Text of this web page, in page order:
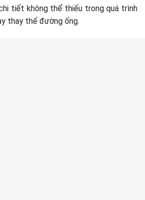
tiết không thể thiếu trong quá trình
thay thế đường ống.